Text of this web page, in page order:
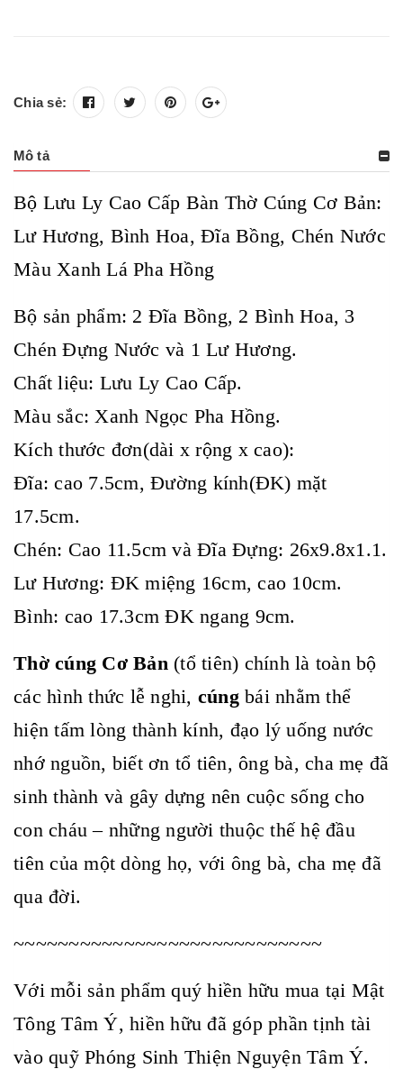
Chia sẻ:
Mô tả
Bộ Lưu Ly Cao Cấp Bàn Thờ Cúng Cơ Bản:
Lư Hương, Bình Hoa, Đĩa Bồng, Chén Nước
Màu Xanh Lá Pha Hồng
Bộ sản phẩm: 2 Đĩa Bồng, 2 Bình Hoa, 3
Chén Đựng Nước và 1 Lư Hương.
Chất liệu: Lưu Ly Cao Cấp.
Màu sắc: Xanh Ngọc Pha Hồng.
Kích thước đơn(dài x rộng x cao):
Đĩa: cao 7.5cm, Đường kính(ĐK) mặt
17.5cm.
Chén: Cao 11.5cm và Đĩa Đựng: 26x9.8x1.1.
Lư Hương: ĐK miệng 16cm, cao 10cm.
Bình: cao 17.3cm ĐK ngang 9cm.
Thờ cúng Cơ Bản(tổ tiên) chính là toàn bộ
các hình thức lễ nghi, cúngbái nhằm thể
hiện tấm lòng thành kính, đạo lý uống nước
nhớ nguồn, biết ơn tổ tiên, ông bà, cha mẹ đã
sinh thành và gây dựng nên cuộc sống cho
con cháu – những người thuộc thế hệ đầu
tiên của một dòng họ, với ông bà, cha mẹ đã
qua đời.
~~~~~~~~~~~~~~~~~~~~~~~~~~~~
Với mỗi sản phẩm quý hiền hữu mua tại Mật
Tông Tâm Ý, hiền hữu đã góp phần tịnh tài
vào quỹ Phóng Sinh Thiện Nguyện Tâm Ý.